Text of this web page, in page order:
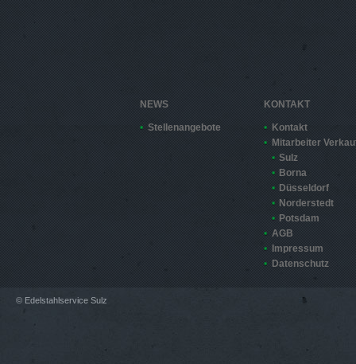
NEWS
Stellenangebote
KONTAKT
Kontakt
Mitarbeiter
Sulz
Borna
Düsseldorf
Norderstedt
Potsdam
AGB
Impressum
Datenschutz
© Edelstahlservice Sulz